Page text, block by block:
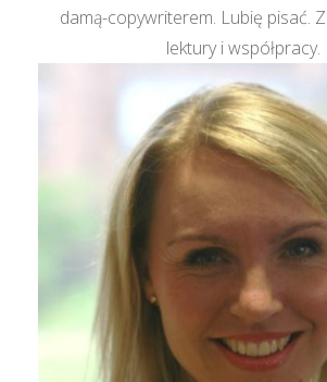
damą-copywriterem. Lubię pisać.
lektury i współpracy.